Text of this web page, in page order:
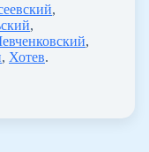
,
,
,
, Хотев.